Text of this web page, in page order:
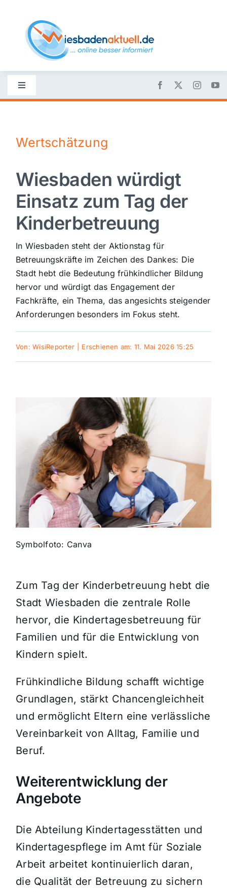
content
Toggle
Navigation
Nachrichten
Politik
Wirtschaft
Sport
Kultur
Panorama
Mein Stadtteil
Verkehrsmeldungen
Polizeimeldungen
Themen und Termine
Gewinnspiele
Wertschätzung
Wiesbaden würdigt
Einsatz zum Tag der
Kinderbetreuung
In Wiesbaden steht der Aktionstag für
Betreuungskräfte im Zeichen des Dankes: Die
Stadt hebt die Bedeutung frühkindlicher Bildung
hervor und würdigt das Engagement der
Fachkräfte, ein Thema, das angesichts steigender
Anforderungen besonders im Fokus steht.
Von:WisiReporter Erschienen am: 11. Mai 2026 15:25
Symbolfoto: Canva
Zum Tag der Kinderbetreuung hebt die
Stadt Wiesbaden die zentrale Rolle
hervor, die Kindertagesbetreuung für
Familien und für die Entwicklung von
Kindern spielt.
Frühkindliche Bildung schafft wichtige
Grundlagen, stärkt Chancengleichheit
und ermöglicht Eltern eine verlässliche
Vereinbarkeit von Alltag, Familie und
Beruf.
Weiterentwicklung der
Angebote
Die Abteilung Kindertagesstätten und
Kindertagespflege im Amt für Soziale
Arbeit arbeitet kontinuierlich daran,
die Qualität der Betreuung zu sichern